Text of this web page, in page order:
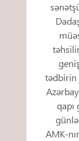
tədbirin
qapı
AMK-